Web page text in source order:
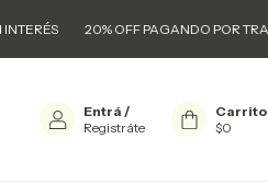
20% OFF PAGANDO POR TRANSF 💸
Entrá /
Registráte
Carrito
$0